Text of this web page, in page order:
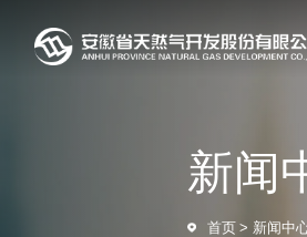
新闻
首页 > 新闻中